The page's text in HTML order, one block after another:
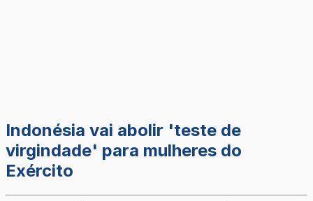
Indonésia vai abolir 'teste de
virgindade' para mulheres do
Exército